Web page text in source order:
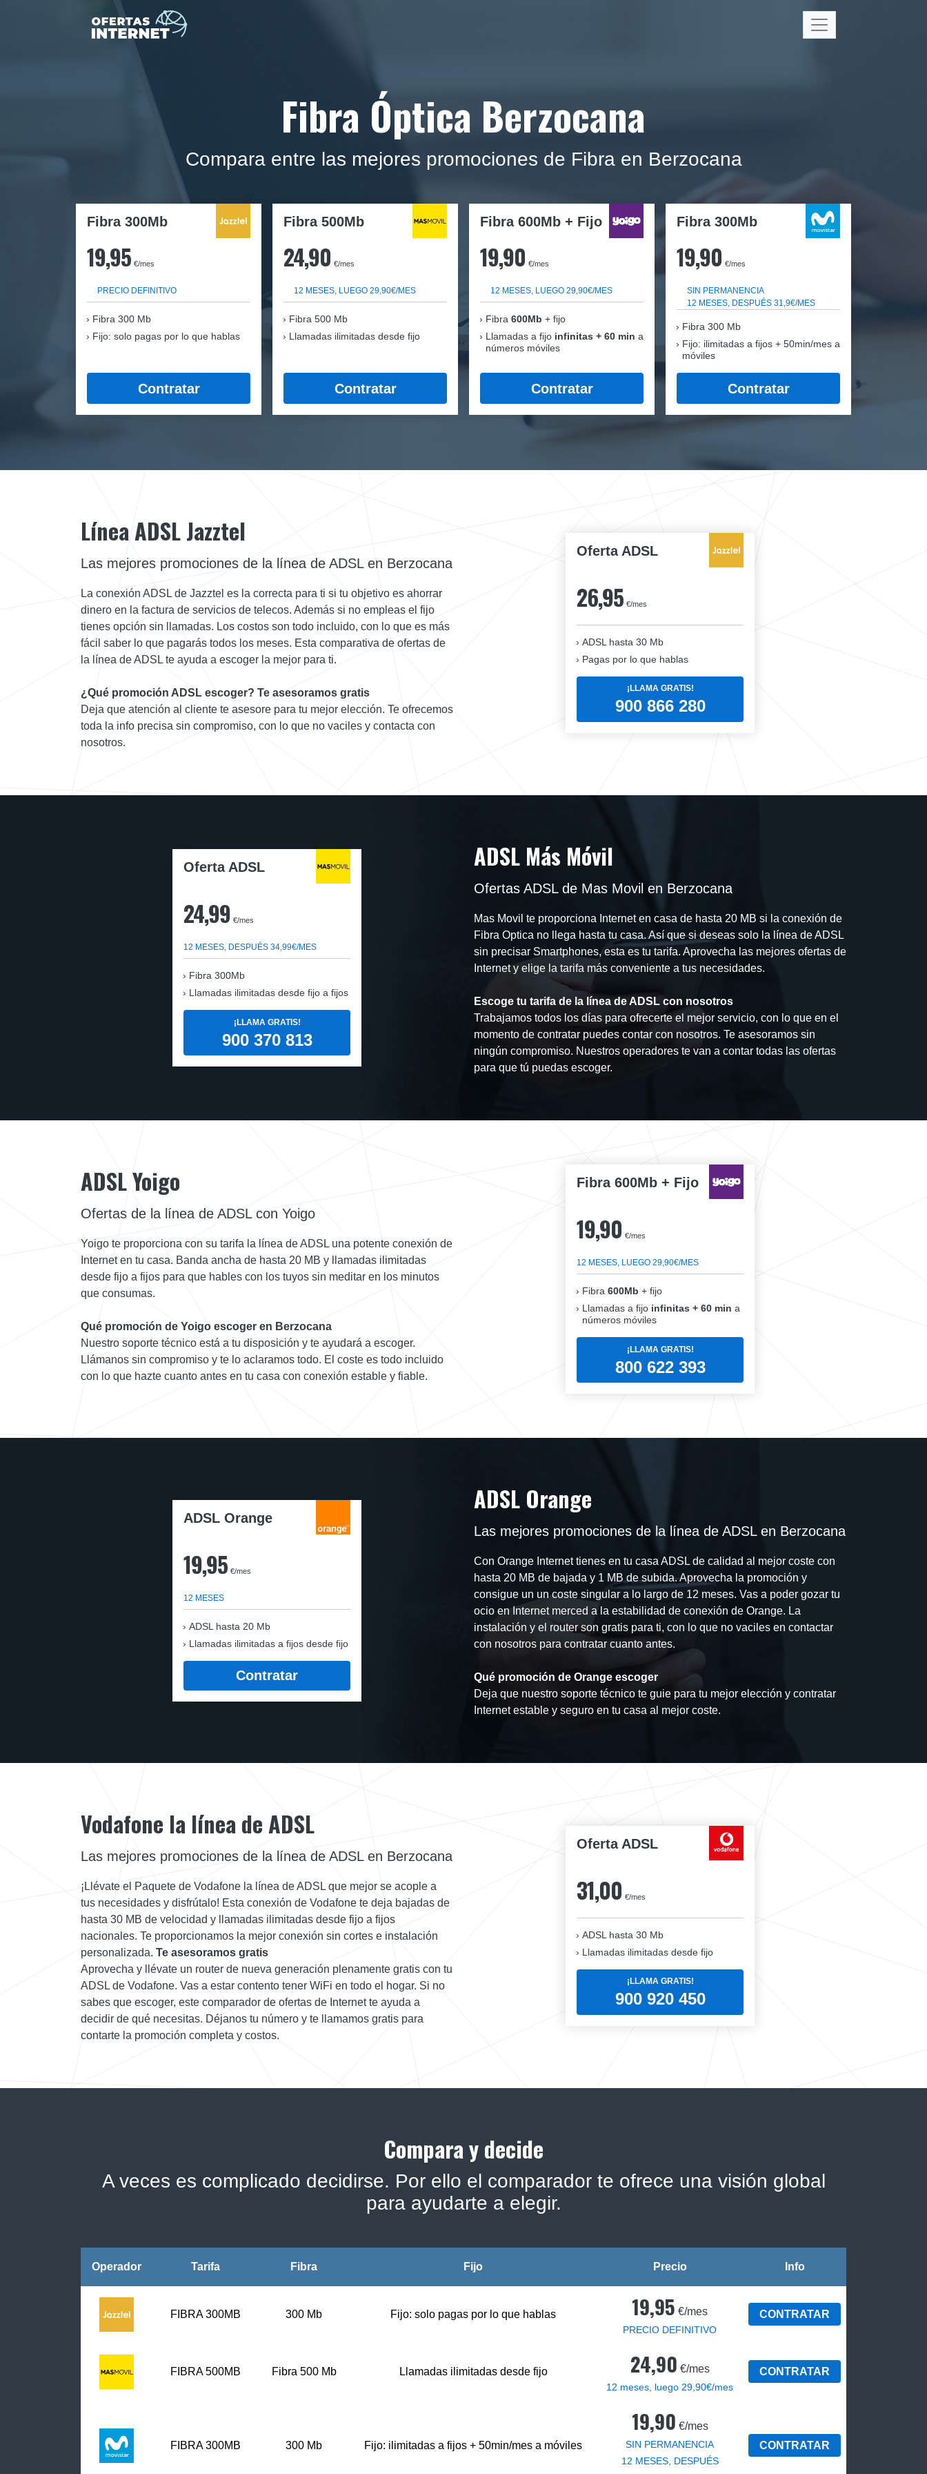
Fibra Óptica Berzocana
Compara entre las mejores promociones de Fibra en Berzocana
Fibra 300Mb
19,95 €/mes
PRECIO DEFINITIVO
Fibra 300 Mb
Fijo: solo pagas por lo que hablas
Contratar
Fibra 500Mb
24,90 €/mes
12 MESES, LUEGO 29,90€/MES
Fibra 500 Mb
Llamadas ilimitadas desde fijo
Contratar
Fibra 600Mb + Fijo
19,90 €/mes
12 MESES, LUEGO 29,90€/MES
Fibra 600Mb + fijo
Llamadas a fijo infinitas + 60 min a
números móviles
Contratar
Fibra 300Mb
19,90 €/mes
SIN PERMANENCIA
12 MESES, DESPUÉS 31,9€/MES
Fibra 300 Mb
Fijo: ilimitadas a fijos + 50min/mes a
móviles
Contratar
Oferta ADSL
26,95 €/mes
ADSL hasta 30 Mb
Pagas por lo que hablas
¡LLAMA GRATIS!
900 866 280
Línea ADSL Jazztel
Las mejores promociones de la línea de ADSL en Berzocana
La conexión ADSL de Jazztel es la correcta para ti si tu objetivo es ahorrar
dinero en la factura de servicios de telecos. Además si no empleas el fijo
tienes opción sin llamadas. Los costos son todo incluido, con lo que es más
fácil saber lo que pagarás todos los meses. Esta comparativa de ofertas de
la línea de ADSL te ayuda a escoger la mejor para ti.
¿Qué promoción ADSL escoger? Te asesoramos gratis
Deja que atención al cliente te asesore para tu mejor elección. Te ofrecemos
toda la info precisa sin compromiso, con lo que no vaciles y contacta con
nosotros.
Oferta ADSL
24,99 €/mes
12 MESES, DESPUÉS 34,99€/MES
Fibra 300Mb
Llamadas ilimitadas desde fijo a fijos
¡LLAMA GRATIS!
900 370 813
ADSL Más Móvil
Ofertas ADSL de Mas Movil en Berzocana
Mas Movil te proporciona Internet en casa de hasta 20 MB si la conexión de
Fibra Optica no llega hasta tu casa. Así que si deseas solo la línea de ADSL
sin precisar Smartphones, esta es tu tarifa. Aprovecha las mejores ofertas de
Internet y elige la tarifa más conveniente a tus necesidades.
Escoge tu tarifa de la línea de ADSL con nosotros
Trabajamos todos los días para ofrecerte el mejor servicio, con lo que en el
momento de contratar puedes contar con nosotros. Te asesoramos sin
ningún compromiso. Nuestros operadores te van a contar todas las ofertas
para que tú puedas escoger.
Fibra 600Mb + Fijo
19,90 €/mes
12 MESES, LUEGO 29,90€/MES
Fibra 600Mb + fijo
Llamadas a fijo infinitas + 60 min a
números móviles
¡LLAMA GRATIS!
800 622 393
ADSL Yoigo
Ofertas de la línea de ADSL con Yoigo
Yoigo te proporciona con su tarifa la línea de ADSL una potente conexión de
Internet en tu casa. Banda ancha de hasta 20 MB y llamadas ilimitadas
desde fijo a fijos para que hables con los tuyos sin meditar en los minutos
que consumas.
Qué promoción de Yoigo escoger en Berzocana
Nuestro soporte técnico está a tu disposición y te ayudará a escoger.
Llámanos sin compromiso y te lo aclaramos todo. El coste es todo incluido
con lo que hazte cuanto antes en tu casa con conexión estable y fiable.
ADSL Orange
19,95 €/mes
12 MESES
ADSL hasta 20 Mb
Llamadas ilimitadas a fijos desde fijo
Contratar
ADSL Orange
Las mejores promociones de la línea de ADSL en Berzocana
Con Orange Internet tienes en tu casa ADSL de calidad al mejor coste con
hasta 20 MB de bajada y 1 MB de subida. Aprovecha la promoción y
consigue un un coste singular a lo largo de 12 meses. Vas a poder gozar tu
ocio en Internet merced a la estabilidad de conexión de Orange. La
instalación y el router son gratis para ti, con lo que no vaciles en contactar
con nosotros para contratar cuanto antes.
Qué promoción de Orange escoger
Deja que nuestro soporte técnico te guie para tu mejor elección y contratar
Internet estable y seguro en tu casa al mejor coste.
Oferta ADSL
31,00 €/mes
ADSL hasta 30 Mb
Llamadas ilimitadas desde fijo
¡LLAMA GRATIS!
900 920 450
Vodafone la línea de ADSL
Las mejores promociones de la línea de ADSL en Berzocana
¡Llévate el Paquete de Vodafone la línea de ADSL que mejor se acople a
tus necesidades y disfrútalo! Esta conexión de Vodafone te deja bajadas de
hasta 30 MB de velocidad y llamadas ilimitadas desde fijo a fijos
nacionales. Te proporcionamos la mejor conexión sin cortes e instalación
personalizada. Te asesoramos gratis
Aprovecha y llévate un router de nueva generación plenamente gratis con tu
ADSL de Vodafone. Vas a estar contento tener WiFi en todo el hogar. Si no
sabes que escoger, este comparador de ofertas de Internet te ayuda a
decidir de qué necesitas. Déjanos tu número y te llamamos gratis para
contarte la promoción completa y costos.
Compara y decide
A veces es complicado decidirse. Por ello el comparador te ofrece una visión global
para ayudarte a elegir.
Operador Tarifa Fibra Fijo Precio Info
FIBRA 300MB 300 Mb Fijo: solo pagas por lo que hablas 19,95 €/mes
PRECIO DEFINITIVO
CONTRATAR
FIBRA500MB Fibra 500 Mb Llamadas ilimitadas desde fijo 24,90 €/mes
12 meses, luego 29,90€/mes
CONTRATAR
FIBRA 300MB 300 Mb Fijo: ilimitadas a fijos + 50min/mes a móviles
19,90 €/mes
SIN PERMANENCIA
12 MESES, DESPUÉS
CONTRATAR